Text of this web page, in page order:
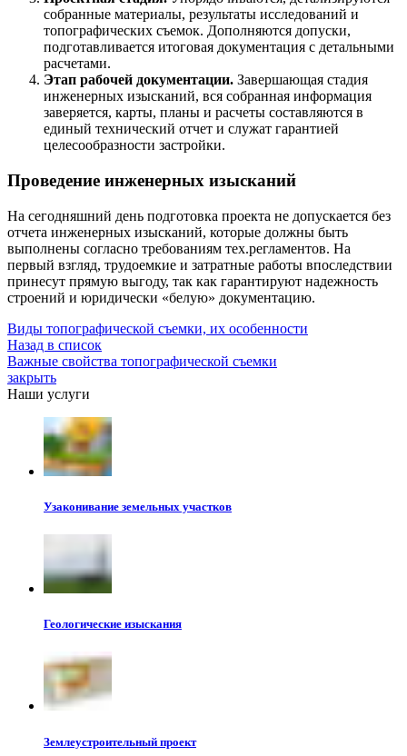
собранные материалы, результаты исследований и
топографических съемок. Дополняются допуски,
подготавливается итоговая документация с детальными
расчетами.
Этап рабочей документации. Завершающая стадия
инженерных изысканий, вся собранная информация
заверяется, карты, планы и расчеты составляются в
единый технический отчет и служат гарантией
целесообразности застройки.
Проведение инженерных изысканий
На сегодняшний день подготовка проекта не допускается без
отчета инженерных изысканий, которые должны быть
выполнены согласно требованиям тех.регламентов. На
первый взгляд, трудоемкие и затратные работы впоследствии
принесут прямую выгоду, так как гарантируют надежность
строений и юридически «белую» документацию.
Виды топографической съемки, их особенности
Назад в список
Важные свойства топографической съемки
закрыть
Наши услуги
Узаконивание земельных участков
Геологические изыскания
Землеустроительный проект